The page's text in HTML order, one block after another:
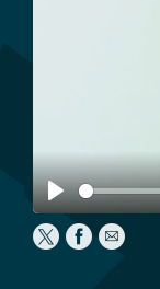
Play